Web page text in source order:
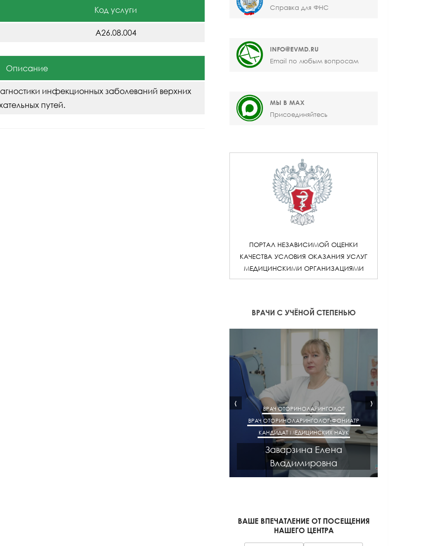
Код услуги
A26.08.004
Описание
инфекционных заболеваний верхних
путей.
Справка для ФНС
INFO@EVMD.RU
Email по любым вопросам
МЫ В MAX
Присоединяйтесь
ПОРТАЛ НЕЗАВИСИМОЙ ОЦЕНКИ
КАЧЕСТВА УСЛОВИЯ ОКАЗАНИЯ УСЛУГ
МЕДИЦИНСКИМИ ОРГАНИЗАЦИЯМИ
ВРАЧИ С УЧЁНОЙ СТЕПЕНЬЮ
ВРАЧ ОТОРИНОЛАРИНГОЛОГ
ВРАЧ ОТОРИНОЛАРИНГОЛОГ-ФОНИАТР
КАНДИДАТ МЕДИЦИНСКИХ НАУК
Заварзина Елена
Владимировна
‹ ›
ВАШЕ ВПЕЧАТЛЕНИЕ ОТ ПОСЕЩЕНИЯ
НАШЕГО ЦЕНТРА